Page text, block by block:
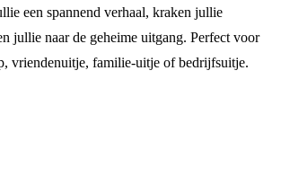
een spannend verhaal, kraken jullie
jullie naar de geheime uitgang. Perfect voor
vriendenuitje, familie-uitje of bedrijfsuitje.